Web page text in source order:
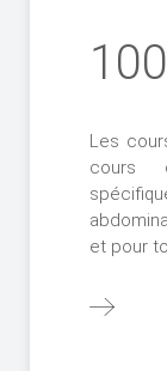
Les
cours
et pour